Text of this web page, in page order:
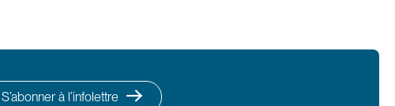
S’abonner à l’infolettre